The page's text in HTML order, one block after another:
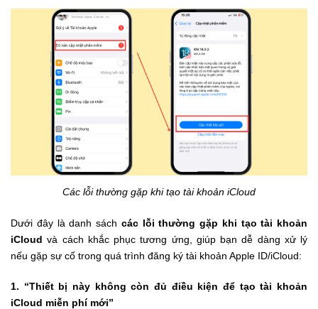
Các lỗi thường gặp khi tạo tài khoản iCloud
Dưới đây là danh sách các lỗi thường gặp khi tạo tài khoản
iCloud và cách khắc phục tương ứng, giúp bạn dễ dàng xử lý
nếu gặp sự cố trong quá trình đăng ký tài khoản Apple ID/iCloud:
1. “Thiết bị này không còn đủ điều kiện để tạo tài khoản
iCloud miễn phí mới”